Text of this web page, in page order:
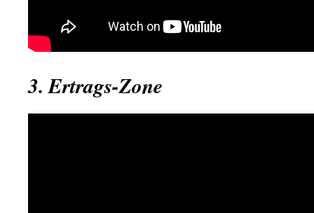
3. Ertrags-Zone